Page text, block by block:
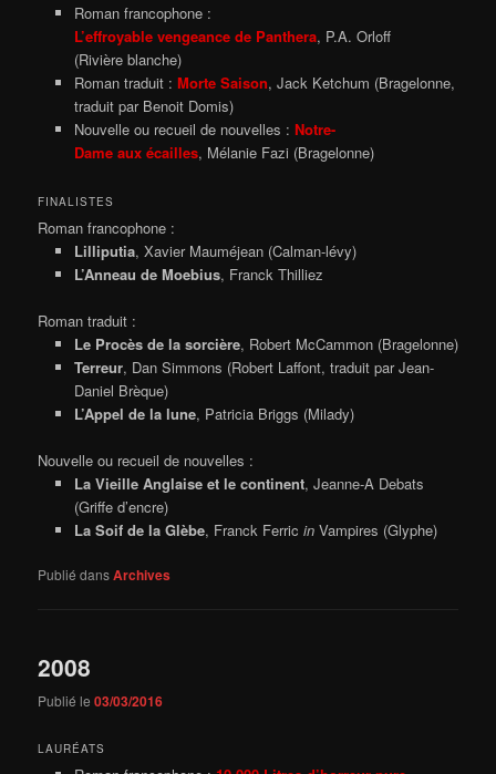
Roman francophone :
L’effroyable vengeance de Panthera, P.A. Orloff
(Rivière blanche)
Roman traduit : Morte Saison, Jack Ketchum (Bragelonne,
traduit par Benoit Domis)
Nouvelle ou recueil de nouvelles : Notre-
Dame aux écailles, Mélanie Fazi (Bragelonne)
FINALISTES
Roman francophone :
Lilliputia, Xavier Mauméjean (Calman-lévy)
L’Anneau de Moebius, Franck Thilliez
Roman traduit :
Le Procès de la sorcière, Robert McCammon (Bragelonne)
Terreur, Dan Simmons (Robert Laffont, traduit par Jean-
Daniel Brèque)
L’Appel de la lune, Patricia Briggs (Milady)
Nouvelle ou recueil de nouvelles :
La Vieille Anglaise et le continent, Jeanne-A Debats
(Griffe d’encre)
La Soif de la Glèbe, Franck Ferric inVampires (Glyphe)
Publié dansArchives
2008
Publié le03/03/2016
LAURÉATS